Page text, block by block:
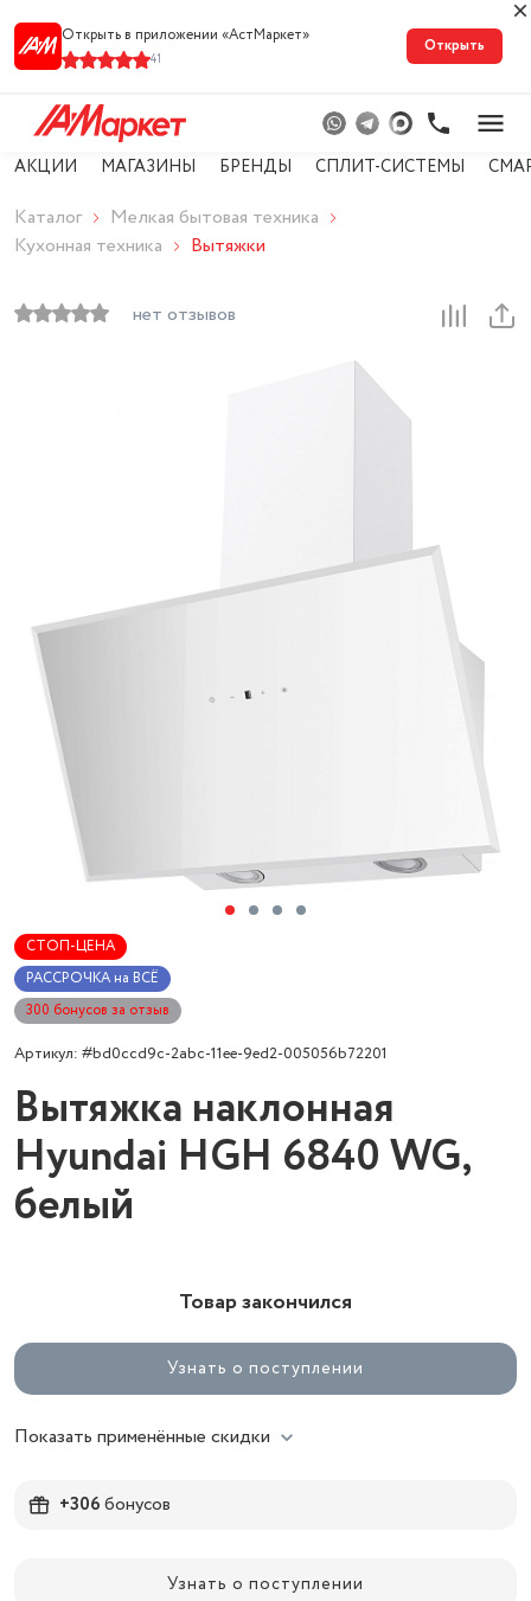
Открыть в приложении «АстМарке‪т‬»
41
Открыть
АКЦИИ МАГАЗИНЫ БРЕНДЫ СПЛИТ-СИСТЕМЫ
Каталог
Мелкая бытовая техника
Кухонная техника
Вытяжки
нет отзывов
СТОП-ЦЕНА
РАССРОЧКА на ВСЁ
300 бонусов за отзыв
Артикул: #bd0ccd9c-2abc-11ee-9ed2-005056b72201
Вытяжка наклонная
Hyundai HGH 6840 WG,
белый
Товар закончился
Узнать о поступлении
Показать применённые скидки
+306бонусов
Узнать о поступлении